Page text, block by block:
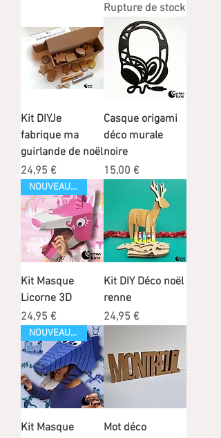
Rupture de stock
Kit DIYJe
fabrique ma
guirlande de noël
Prix
24,95 €
Casque origami
déco murale
noire
Prix
15,00 €
NOUVEAUTÉ
Kit Masque
Licorne 3D
Prix
24,95 €
Kit DIY Déco noël
renne
Prix
24,95 €
NOUVEAUTÉ
Kit Masque
Mot déco